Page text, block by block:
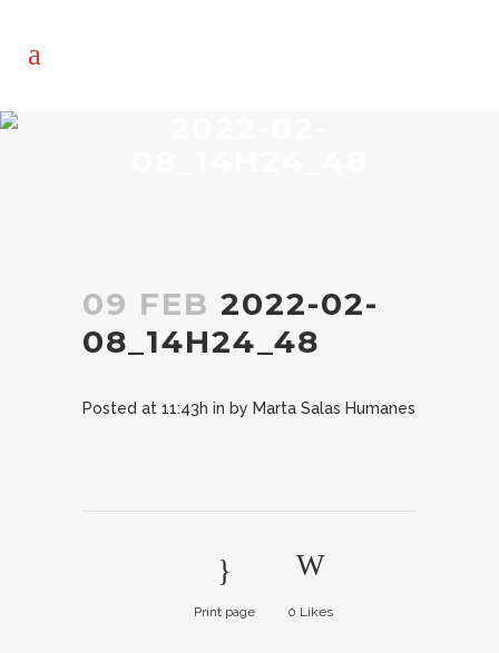
09 FEB 2022-02-
08_14H24_48
Posted at 11:43h in by Marta Salas Humanes
Print page 0 Likes